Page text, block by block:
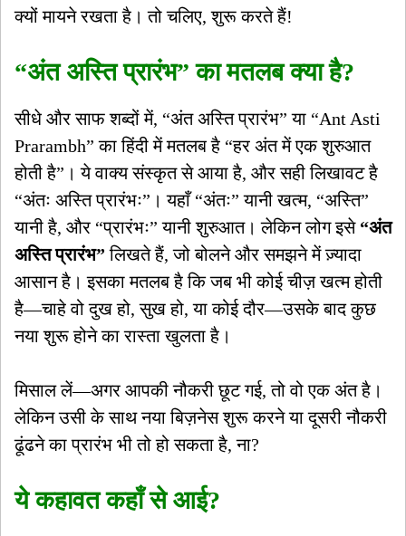
क्यों मायने रखता है। तो चलिए, शुरू करते हैं!
“अंत अस्ति प्रारंभ” का मतलब क्या है?
सीधे और साफ शब्दों में, “अंत अस्ति प्रारंभ” या “Ant Asti
Prarambh” का हिंदी में मतलब है “हर अंत में एक शुरुआत
होती है”। ये वाक्य संस्कृत से आया है, और सही लिखावट है
“अंतः अस्ति प्रारंभः”। यहाँ “अंतः” यानी खत्म, “अस्ति”
यानी है, और “प्रारंभः” यानी शुरुआत। लेकिन लोग इसे “अंत
अस्ति प्रारंभ” लिखते हैं, जो बोलने और समझने में ज़्यादा
आसान है। इसका मतलब है कि जब भी कोई चीज़ खत्म होती
है—चाहे वो दुख हो, सुख हो, या कोई दौर—उसके बाद कुछ
नया शुरू होने का रास्ता खुलता है।
मिसाल लें—अगर आपकी नौकरी छूट गई, तो वो एक अंत है।
लेकिन उसी के साथ नया बिज़नेस शुरू करने या दूसरी नौकरी
ढूंढने का प्रारंभ भी तो हो सकता है, ना?
ये कहावत कहाँ से आई?